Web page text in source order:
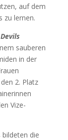
auf dem
zu lernen.
sauberen
in der
2. Platz
Vize-
die